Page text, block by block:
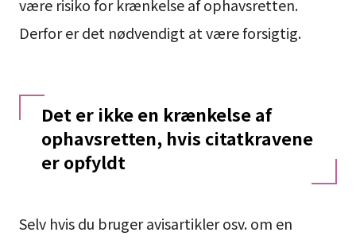
være risiko for krænkelse af ophavsretten.
Derfor er det nødvendigt at være forsigtig.
Det er ikke en krænkelse af
ophavsretten, hvis citatkravene
er opfyldt
Selv hvis du bruger avisartikler osv. om en